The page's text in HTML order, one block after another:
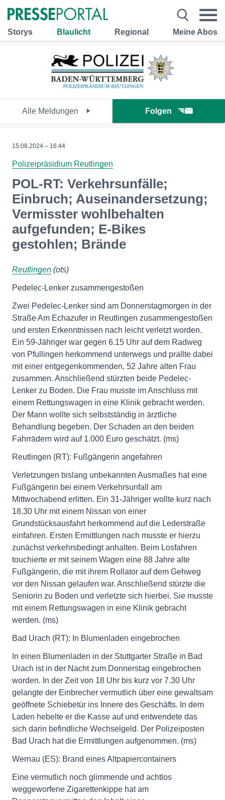
Storys Blaulicht Regional Meine Abos
Alle Meldungen Folgen
15.08.2024 – 16:44
Polizeipräsidium Reutlingen
POL-RT: Verkehrsunfälle;
Einbruch; Auseinandersetzung;
Vermisster wohlbehalten
aufgefunden; E-Bikes
gestohlen; Brände
Reutlingen (ots)
Pedelec-Lenker zusammengestoßen
Zwei Pedelec-Lenker sind am Donnerstagmorgen in der
Straße Am Echazufer in Reutlingen zusammengestoßen
und ersten Erkenntnissen nach leicht verletzt worden.
Ein 59-Jähriger war gegen 6.15 Uhr auf dem Radweg
von Pfullingen herkommend unterwegs und prallte dabei
mit einer entgegenkommenden, 52 Jahre alten Frau
zusammen. Anschließend stürzten beide Pedelec-
Lenker zu Boden. Die Frau musste im Anschluss mit
einem Rettungswagen in eine Klinik gebracht werden.
Der Mann wollte sich selbstständig in ärztliche
Behandlung begeben. Der Schaden an den beiden
Fahrrädern wird auf 1.000 Euro geschätzt. (ms)
Reutlingen (RT): Fußgängerin angefahren
Verletzungen bislang unbekannten Ausmaßes hat eine
Fußgängerin bei einem Verkehrsunfall am
Mittwochabend erlitten. Ein 31-Jähriger wollte kurz nach
18.30 Uhr mit einem Nissan von einer
Grundstücksausfahrt herkommend auf die Lederstraße
einfahren. Ersten Ermittlungen nach musste er hierzu
zunächst verkehrsbedingt anhalten. Beim Losfahren
touchierte er mit seinem Wagen eine 88 Jahre alte
Fußgängerin, die mit ihrem Rollator auf dem Gehweg
vor den Nissan gelaufen war. Anschließend stürzte die
Seniorin zu Boden und verletzte sich hierbei. Sie musste
mit einem Rettungswagen in eine Klinik gebracht
werden. (ms)
Bad Urach (RT): In Blumenladen eingebrochen
In einen Blumenladen in der Stuttgarter Straße in Bad
Urach ist in der Nacht zum Donnerstag eingebrochen
worden. In der Zeit von 18 Uhr bis kurz vor 7.30 Uhr
gelangte der Einbrecher vermutlich über eine gewaltsam
geöffnete Schiebetür ins Innere des Geschäfts. In dem
Laden hebelte er die Kasse auf und entwendete das
sich darin befindliche Wechselgeld. Der Polizeiposten
Bad Urach hat die Ermittlungen aufgenommen. (ms)
Wernau (ES): Brand eines Altpapiercontainers
Eine vermutlich noch glimmende und achtlos
weggeworfene Zigarettenkippe hat am